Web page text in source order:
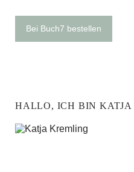
Bei Buch7 bestellen
HALLO, ICH BIN KATJA